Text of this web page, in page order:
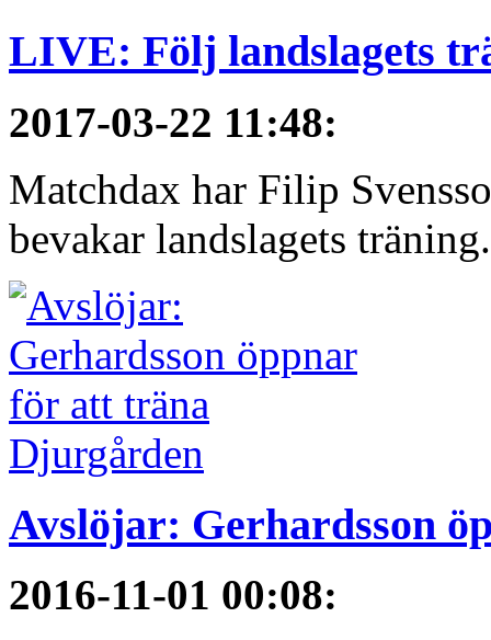
LIVE: Följ landslagets
2017-03-22 11:48:
Matchdax har Filip
bevakar landslagets
Avslöjar: Gerhardsson
2016-11-01 00:08: